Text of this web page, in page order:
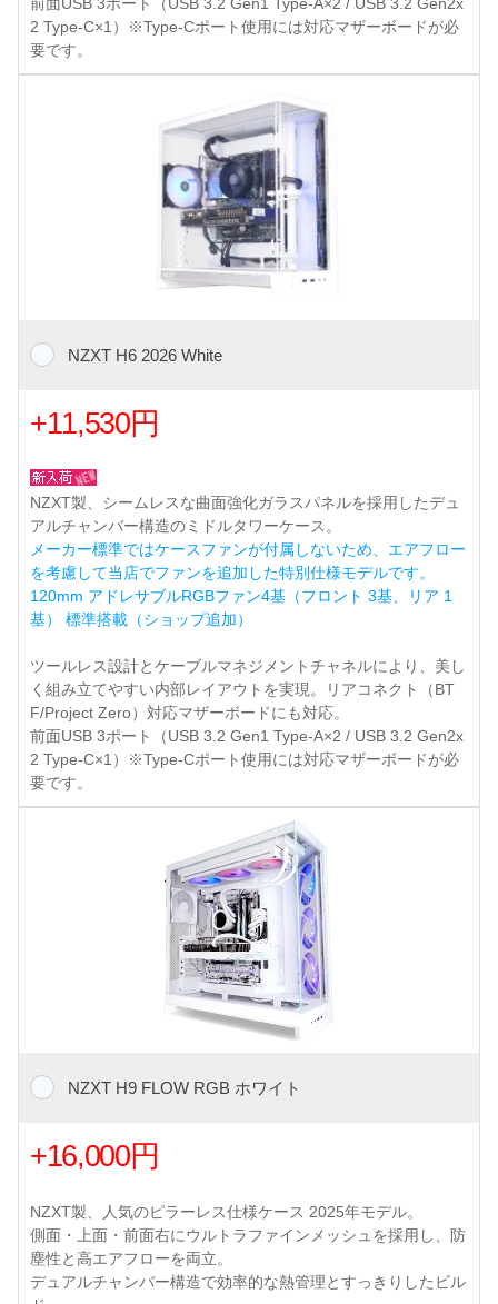
2 Type-C×1）※Type-Cポート使用には対応マザーボードが必
要です。
NZXT H6 2026 White
+11,530円
NZXT製、シームレスな曲面強化ガラスパネルを採用したデュ
アルチャンバー構造のミドルタワーケース。
メーカー標準ではケースファンが付属しないため、エアフロー
を考慮して当店でファンを追加した特別仕様モデルです。
120mm アドレサブルRGBファン4基（フロント 3基、リア 1
基） 標準搭載（ショップ追加）
ツールレス設計とケーブルマネジメントチャネルにより、美し
く組み立てやすい内部レイアウトを実現。リアコネクト（BT
F/Project Zero）対応マザーボードにも対応。
前面USB 3ポート（USB 3.2 Gen1 Type-A×2 / USB 3.2 Gen2x
2 Type-C×1）※Type-Cポート使用には対応マザーボードが必
要です。
NZXT H9 FLOW RGB ホワイト
+16,000円
NZXT製、人気のピラーレス仕様ケース 2025年モデル。
側面・上面・前面右にウルトラファインメッシュを採用し、防
塵性と高エアフローを両立。
デュアルチャンバー構造で効率的な熱管理とすっきりしたビル